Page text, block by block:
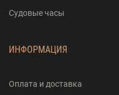
Судовые часы
ИНФОРМАЦИЯ
Оплата и доставка